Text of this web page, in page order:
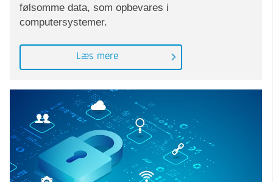
følsomme data, som opbevares i
computersystemer.
Læs mere